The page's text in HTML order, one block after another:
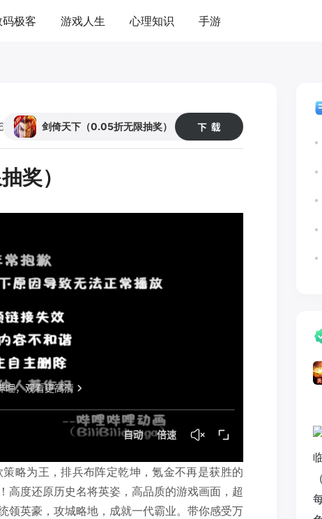
码极客 游戏人生 心理知识 手游
48剑倚天下（0.05折无限抽奖）
奖）
略为王，排兵布阵定乾坤，氪金不再是获胜的
高度还原历史名将英姿，高品质的游戏画面，超
领英豪，攻城略地，成就一代霸业。带你感受万